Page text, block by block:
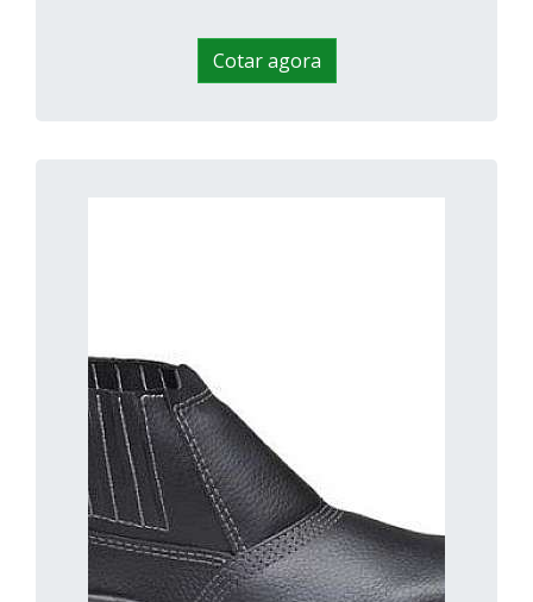
Cotar agora